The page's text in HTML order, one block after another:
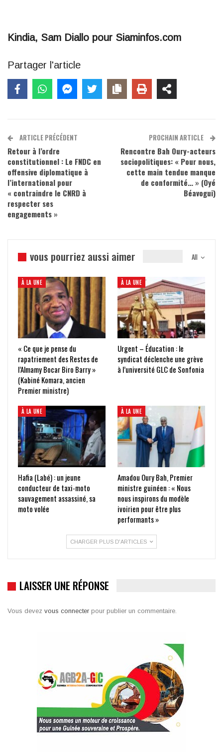
Kindia, Sam Diallo pour Siaminfos.com
Partager l'article
ARTICLE PRÉCÉDENT
Retour à l’ordre
constitutionnel : Le FNDC en
offensive diplomatique à
l’international pour
« contraindre le CNRD à
respecter ses
engagements »
PROCHAIN ARTICLE
Rencontre Bah Oury-acteurs
sociopolitiques: « Pour nous,
cette main tendue manque
de conformité… » (Oyé
Béavogui)
All
vous pourriez aussi aimer
À LA UNE
« Ce que je pense du
rapatriement des Restes de
l’Almamy Bocar Biro Barry »
(Kabiné Komara, ancien
Premier ministre)
À LA UNE
Urgent – Éducation : le
syndicat déclenche une grève
à l’université GLC de Sonfonia
À LA UNE
Hafia (Labé) : un jeune
conducteur de taxi-moto
sauvagement assassiné, sa
moto volée
À LA UNE
Amadou Oury Bah, Premier
ministre guinéen : « Nous
nous inspirons du modèle
ivoirien pour être plus
performants »
CHARGER PLUS D'ARTICLES
LAISSER UNE RÉPONSE
Vous devez vous connecter pour publier un commentaire.